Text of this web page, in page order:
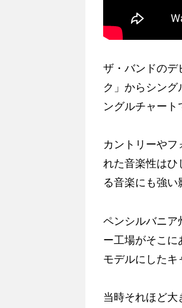
ザ・バンドのデ
ク」からシン
ングルチャート
カントリーや
れた音楽性はひ
る音楽にも強い
ペンシルバニア
ー工場がそこに
モデルにしたキ
当時それほど大